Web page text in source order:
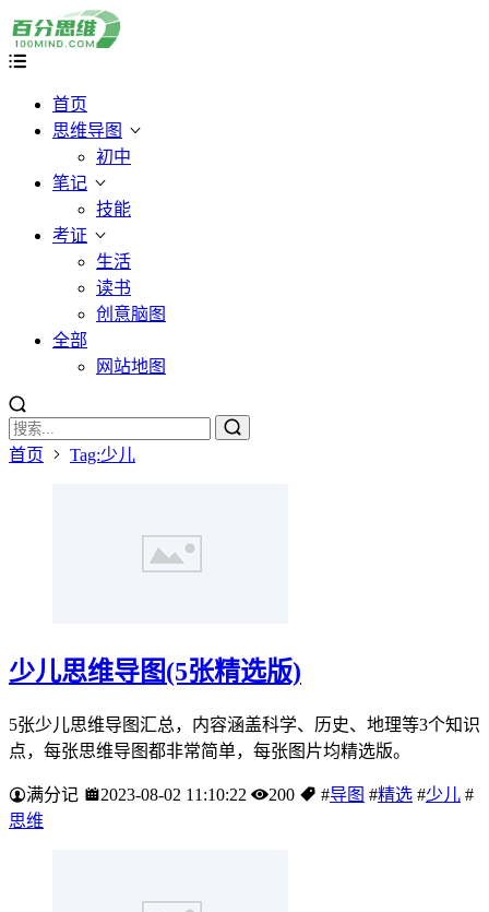
首页
思维导图
初中
笔记
技能
考证
生活
读书
创意脑图
全部
网站地图
首页 Tag:少儿
少儿思维导图(5张精选版)
5张少儿思维导图汇总，内容涵盖科学、历史、地理等3个知识
点，每张思维导图都非常简单，每张图片均精选版。
满分记 2023-08-02 11:10:22 200 #导图 #精选 #少儿 #
思维